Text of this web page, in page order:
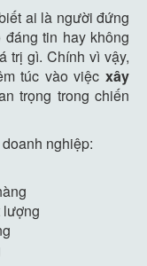
ai là người đứng
tin hay không
trị gì. Chính vì vậy,
túc vào việc xây
trọng trong chiến
nghiệp:
lượng